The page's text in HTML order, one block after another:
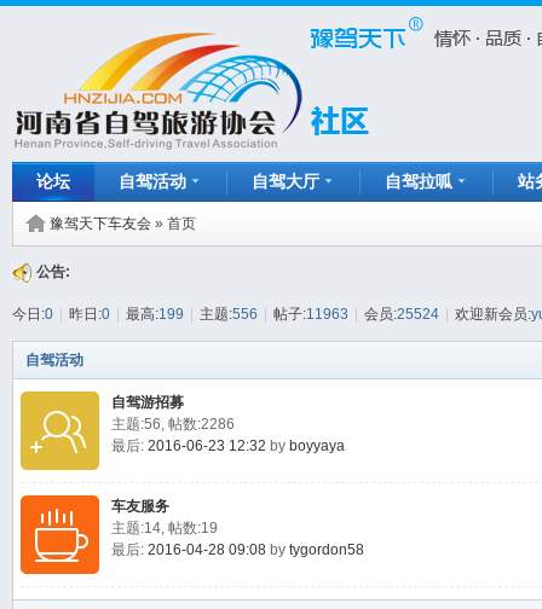
论坛 自驾活动 自驾大厅 自驾拉呱 站
豫驾天下车友会 » 首页
公告:
今日:0 昨日:0 最高:199 主题:556 帖子:11963 会员:25524 欢迎新会员:
自驾活动
自驾游招募
主题:56, 帖数:2286
最后: 2016-06-23 12:32 by boyyaya
车友服务
主题:14, 帖数:19
最后: 2016-04-28 09:08 by tygordon58